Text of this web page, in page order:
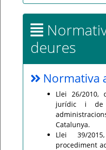
deures
Normativa
Llei 26/2010,
jurídic i de
Catalunya.
Llei 39/
procediment